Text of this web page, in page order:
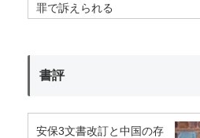
罪で訴えられる
書評
安保3文書改訂と中国の存